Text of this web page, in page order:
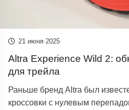
21 июня 2025
Altra Experience Wild 2:
для трейла
Раньше бренд Altra был
кроссовки с нулевым